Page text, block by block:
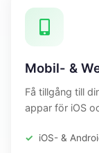
Mobil- &
Få tillgång till
appar för iOS
iOS- &